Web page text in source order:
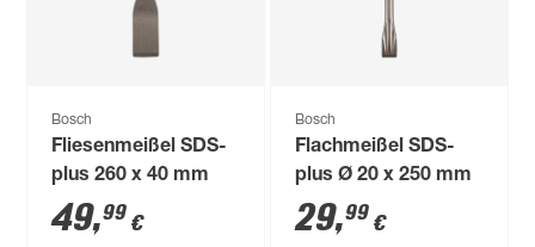
Bosch
Fliesenmeißel SDS-
plus 260 x 40 mm
49,99 €
Bosch
Flachmeißel SDS-
plus Ø 20 x 250 mm
29,99 €